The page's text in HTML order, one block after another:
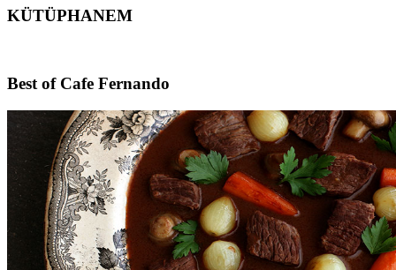
KÜTÜPHANEM
Footer
Best of Cafe Fernando